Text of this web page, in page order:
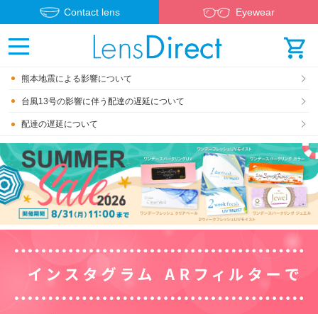
Contact lens Eyewear
熊本地震による影響について
台風13号の影響に伴う配達の遅延について
配達の遅延について